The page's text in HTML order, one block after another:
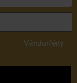
Vándorfény